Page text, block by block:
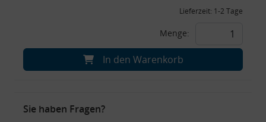
Lieferzeit: 1-2 Tage
Menge:
In den Warenkorb
Sie haben Fragen?